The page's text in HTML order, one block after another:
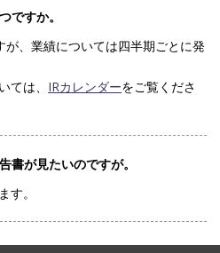
ですか。
、業績については四半期ごとに発
ては、 IRカレンダーをご覧くださ
書が見たいのですが。
す。